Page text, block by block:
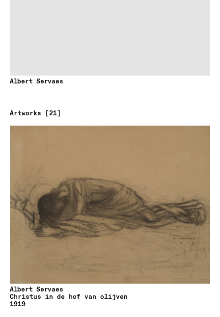
Albert Servaes
Artworks 21
Albert Servaes
Christus in de hof van olijven
1919